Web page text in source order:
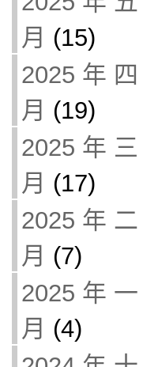
月 (15)
2025 年 四
月 (19)
2025 年 三
月 (17)
2025 年 二
月 (7)
2025 年 一
月 (4)